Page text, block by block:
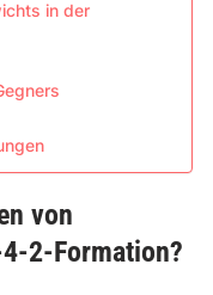
in der
von
2-Formation?